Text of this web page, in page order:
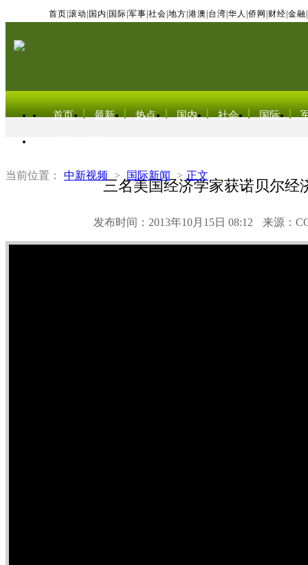
首页 滚动 国内 国际 军事 社会 地方 港澳 台湾 华人 侨网 财经 金融
首页 最新 热点 国内 社会 国际
当前位置： 中新视频 > 国际新闻 > 正文
三名美国经济学家获诺贝尔经
发布时间：2013年10月15日 08:12 来源：